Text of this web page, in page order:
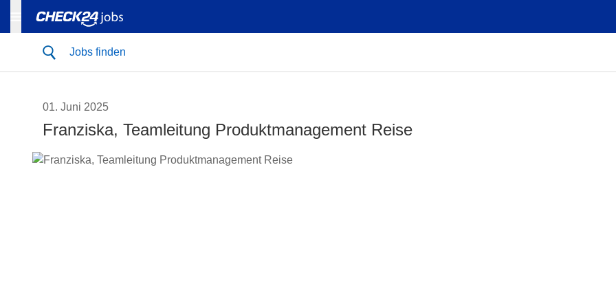
Jobs finden
01. Juni 2025
Franziska, Teamleitung Produktmanagement Reise